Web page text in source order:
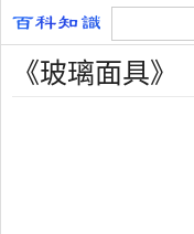
《玻璃面具》